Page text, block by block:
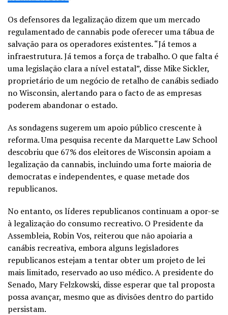
Os defensores da legalização dizem que um mercado
regulamentado de cannabis pode oferecer uma tábua de
salvação para os operadores existentes. “Já temos a
infraestrutura. Já temos a força de trabalho. O que falta é
uma legislação clara a nível estatal”, disse Mike Sickler,
proprietário de um negócio de retalho de canábis sediado
no Wisconsin, alertando para o facto de as empresas
poderem abandonar o estado.
As sondagens sugerem um apoio público crescente à
reforma. Uma pesquisa recente da Marquette Law School
descobriu que 67% dos eleitores de Wisconsin apoiam a
legalização da cannabis, incluindo uma forte maioria de
democratas e independentes, e quase metade dos
republicanos.
No entanto, os líderes republicanos continuam a opor-se
à legalização do consumo recreativo. O Presidente da
Assembleia, Robin Vos, reiterou que não apoiaria a
canábis recreativa, embora alguns legisladores
republicanos estejam a tentar obter um projeto de lei
mais limitado, reservado ao uso médico. A presidente do
Senado, Mary Felzkowski, disse esperar que tal proposta
possa avançar, mesmo que as divisões dentro do partido
persistam.